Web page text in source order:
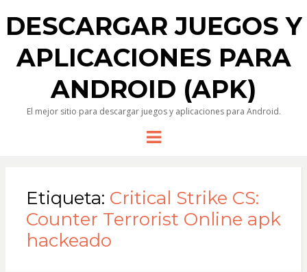
DESCARGAR JUEGOS Y
APLICACIONES PARA
ANDROID (APK)
El mejor sitio para descargar juegos y aplicaciones para Android.
Menu
Etiqueta: Critical Strike CS:
Counter Terrorist Online apk
hackeado